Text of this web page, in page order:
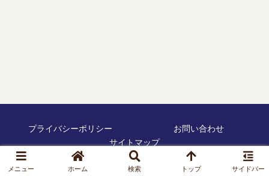
プライバシーポリシー
お問い合わせ
サイトマップ
© 2020 Maruhi-story.
メニュー ホーム 検索 トップ サイドバー